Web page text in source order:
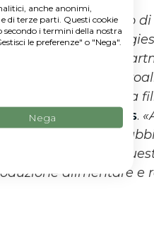
molto orgoglioso
xFarm
Questa
dell'industria
che accade lungo la
xFarm Technologies.
gli agricoltori, ora
più di 100 filiere:
alimentare e
anche anonimi,
di terze parti. Questi cookie
secondo i termini della nostra
le preferenze" o "Nega".
Nega